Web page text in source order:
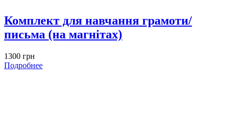
Комплект для навчання грамоти/
письма (на магнітах)
1300 грн
Подробнее